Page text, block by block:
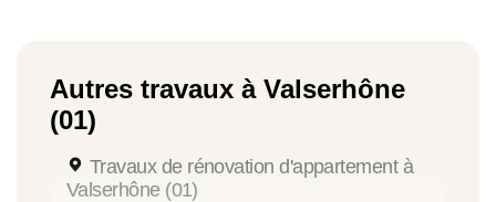
Autres travaux à Valserhône
(01)
Travaux de rénovation d'appartement à
Valserhône (01)